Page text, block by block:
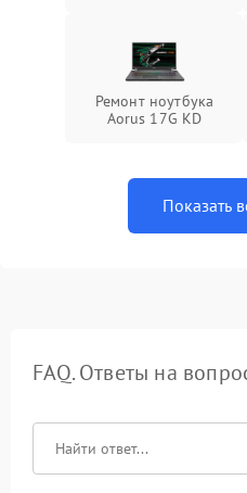
Ремонт ноутбука
Aorus 17G KD
Показать
FAQ. Ответы на